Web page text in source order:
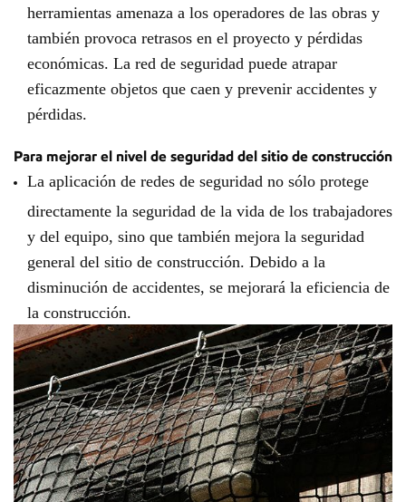
herramientas amenaza a los operadores de las obras y
también provoca retrasos en el proyecto y pérdidas
económicas. La red de seguridad puede atrapar
eficazmente objetos que caen y prevenir accidentes y
pérdidas.
Para mejorar el nivel de seguridad del sitio de construcción
La aplicación de redes de seguridad no sólo protege
directamente la seguridad de la vida de los trabajadores
y del equipo, sino que también mejora la seguridad
general del sitio de construcción. Debido a la
disminución de accidentes, se mejorará la eficiencia de
la construcción.